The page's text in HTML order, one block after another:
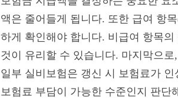
액은 줄어들게 됩니다. 또한 급여 항
하게 확인해야 합니다. 비급여 항목
것이 유리할 수 있습니다. 마지막으
일부 실비보험은 갱신 시 보험료가
보험료 부담이 가능한 수준인지 판